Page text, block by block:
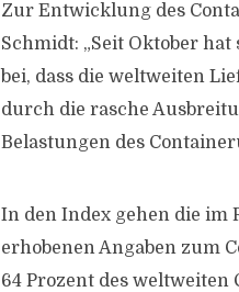
Zur Entwicklung des
Schmidt: „Seit Oktober
bei, dass die weltweiten
durch die rasche
Belastungen des
In den Index gehen die im
erhobenen Angaben zum
64 Prozent des